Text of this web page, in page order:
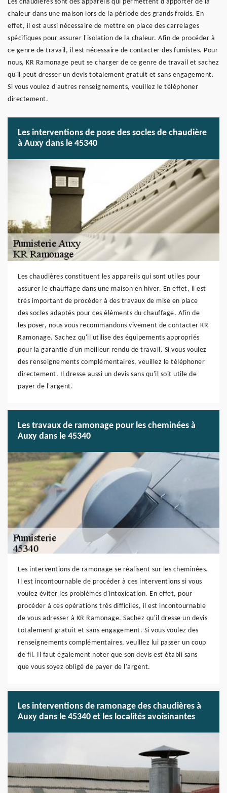
Les chaudières sont des appareils qui permettent d'apporter de la
chaleur dans une maison lors de la période des grands froids. En
effet, il est aussi nécessaire de mettre en place des carrelages
spécifiques pour assurer l'isolation de la chaleur. Afin de procéder à
ce genre de travail, il est nécessaire de contacter des fumistes. Pour
nous, KR Ramonage peut se charger de ce genre de travail et sachez
qu'il peut dresser un devis totalement gratuit et sans engagement.
Si vous voulez d'autres renseignements, veuillez le téléphoner
directement.
Les interventions de pose des socles de chaudière
à Auxy dans le 45340
Les chaudières constituent les appareils qui sont utiles pour
assurer le chauffage dans une maison en hiver. En effet, il est
très important de procéder à des travaux de mise en place
des socles adaptés pour ces éléments du chauffage. Afin de
les poser, nous vous recommandons vivement de contacter KR
Ramonage. Sachez qu'il utilise des équipements appropriés
pour la garantie d'un meilleur rendu de travail. Si vous voulez
des renseignements complémentaires, veuillez le téléphoner
directement. Il dresse aussi un devis sans qu'il soit utile de
payer de l'argent.
Les travaux de ramonage pour les cheminées à
Auxy dans le 45340
Les interventions de ramonage se réalisent sur les cheminées.
Il est incontournable de procéder à ces interventions si vous
voulez éviter les problèmes d'intoxication. En effet, pour
procéder à ces opérations très difficiles, il est incontournable
de vous adresser à KR Ramonage. Sachez qu'il dresse un devis
totalement gratuit et sans engagement. Si vous voulez des
renseignements complémentaires, veuillez lui passer un coup
de fil. Il faut également noter que son devis est établi sans
que vous soyez obligé de payer de l'argent.
Les interventions de ramonage des chaudières à
Auxy dans le 45340 et les localités avoisinantes